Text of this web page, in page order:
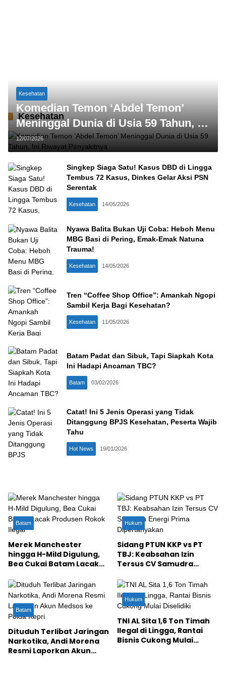
Kesehatan
Kesehatan
Komedian Temon ‘Abdel Temon’
Meninggal Dunia di Usia 59 Tahun, Ini
Riwayat Penyakitnya
12/07/2026
Singkep Siaga Satu! Kasus DBD di Lingga
Tembus 72 Kasus, Dinkes Gelar Aksi PSN
Serentak
Kesehatan 14/05/2026
Nyawa Balita Bukan Uji Coba: Heboh Menu
MBG Basi di Pering, Emak-Emak Natuna
Trauma!
Kesehatan 14/05/2026
Tren “Coffee Shop Office”: Amankah Ngopi
Sambil Kerja Bagi Kesehatan?
Kesehatan 11/05/2026
Batam Padat dan Sibuk, Tapi Siapkah Kota
Ini Hadapi Ancaman TBC?
Batam 03/02/2026
Catat! Ini 5 Jenis Operasi yang Tidak
Ditanggung BPJS Kesehatan, Peserta Wajib
Tahu
Hot News 19/01/2026
Batam
Merek Manchester
hingga H-Mild Digulung,
Bea Cukai Batam Lacak
Hukum
Sidang PTUN KKP vs PT
TBJ: Keabsahan Izin
Tersus CV Samudra
Dipertanyakan
Batam
Dituduh Terlibat Jaringan
Narkotika, Andi Morena
Resmi Laporkan Akun
Hukum
TNI AL Sita 1,6 Ton Timah
Ilegal di Lingga, Rantai
Bisnis Cukong Mulai